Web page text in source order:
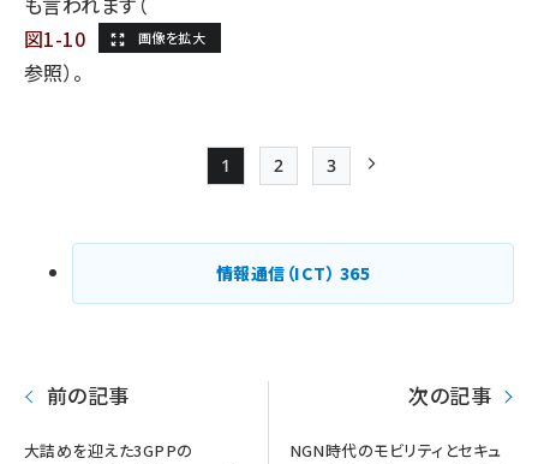
図1-10
参照）。
ジ
送
Page
1
Page
2
Page
3
情報通信（ICT） 365
前の記事
大詰めを迎えた3GPPの
次の記事
NGN時代のモビリティとセキュ